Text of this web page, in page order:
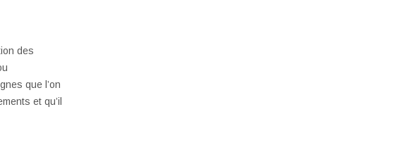
des
que l’on
et qu’il